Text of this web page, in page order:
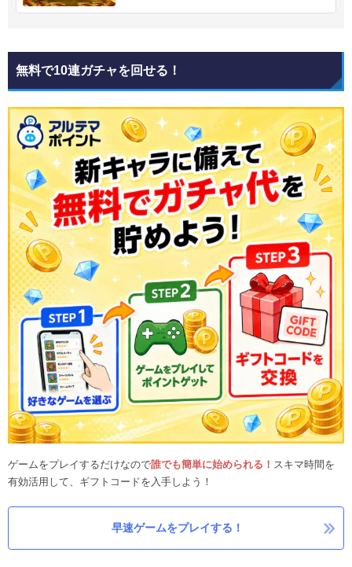
無料で10連ガチャを回せる！
ゲームをプレイするだけなので誰でも簡単に始められる！ スキマ時間を
有効活用して、ギフトコードを入手しよう！
早速ゲームをプレイする！